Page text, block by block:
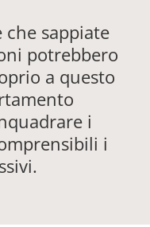
sappiate
potrebbero
a questo
i
i